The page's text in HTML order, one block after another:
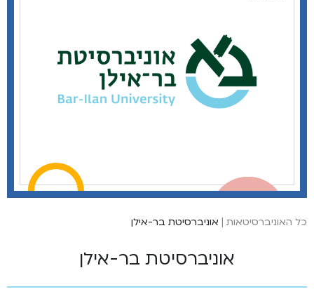
כל האוניברסיטאות | אוניברסיטת בר-אילן
אוניברסיטת בר-אילן